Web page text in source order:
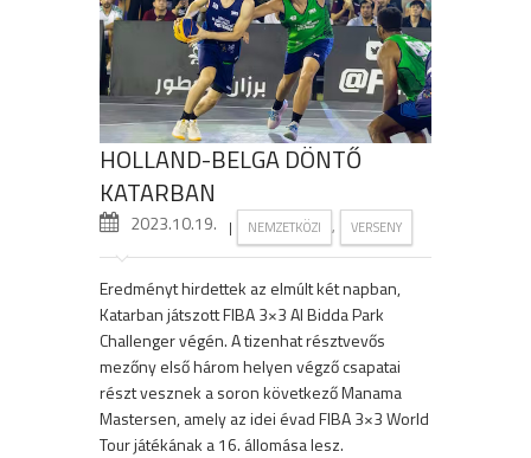
HOLLAND-BELGA DÖNTŐ
KATARBAN
2023.10.19. | NEMZETKÖZI , VERSENY
Eredményt hirdettek az elmúlt két napban,
Katarban játszott FIBA 3×3 Al Bidda Park
Challenger végén. A tizenhat résztvevős
mezőny első három helyen végző csapatai
részt vesznek a soron következő Manama
Mastersen, amely az idei évad FIBA 3×3 World
Tour játékának a 16. állomása lesz.